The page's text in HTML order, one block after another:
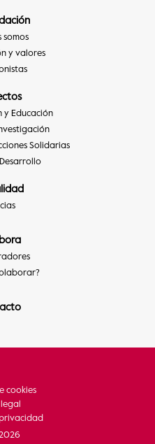
somos
y valores
y Educación
Solidarias
cookies